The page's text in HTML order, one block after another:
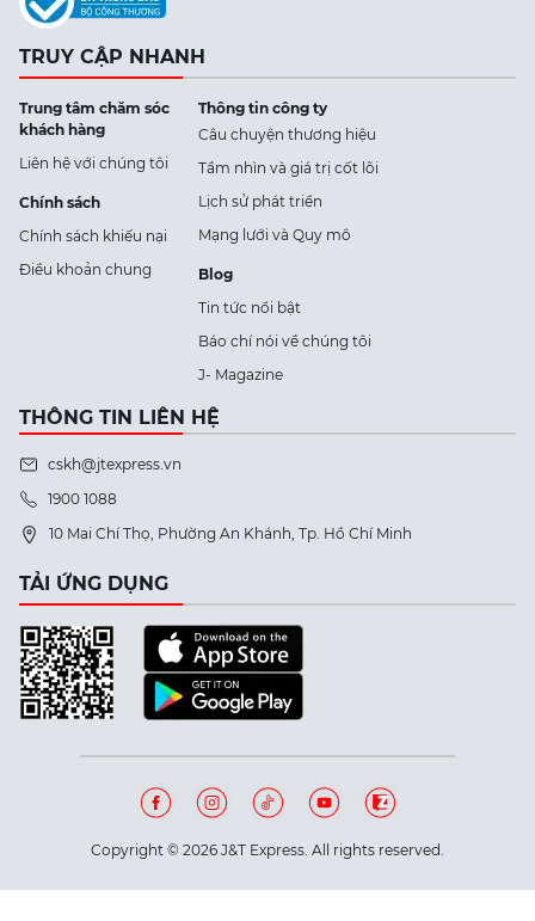
TRUY CẬP NHANH
Trung tâm chăm sóc
khách hàng
Liên hệ với chúng tôi
Chính sách
Chính sách khiếu nại
Điều khoản chung
Thông tin công ty
Câu chuyện thương hiệu
Tầm nhìn và giá trị cốt lõi
Lịch sử phát triển
Mạng lưới và Quy mô
Blog
Tin tức nổi bật
Báo chí nói về chúng tôi
J- Magazine
THÔNG TIN LIÊN HỆ
cskh@jtexpress.vn
1900 1088
10 Mai Chí Thọ, Phường An Khánh, Tp. Hồ Chí Minh
TẢI ỨNG DỤNG
Copyright © 2026 J&T Express. All rights reserved.